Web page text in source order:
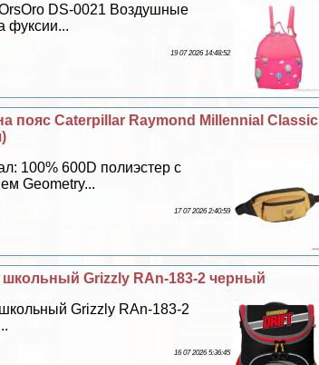
DS-0021 Воздушные
фуксии...
19 07 2026 14:48:52
пояс Caterpillar Raymond Millennial Classic
100% 600D полиэстер с
Geometry...
17 07 2026 2:40:59
школьный Grizzly RAn-183-2 черный
Grizzly RAn-183-2
16 07 2026 5:36:45